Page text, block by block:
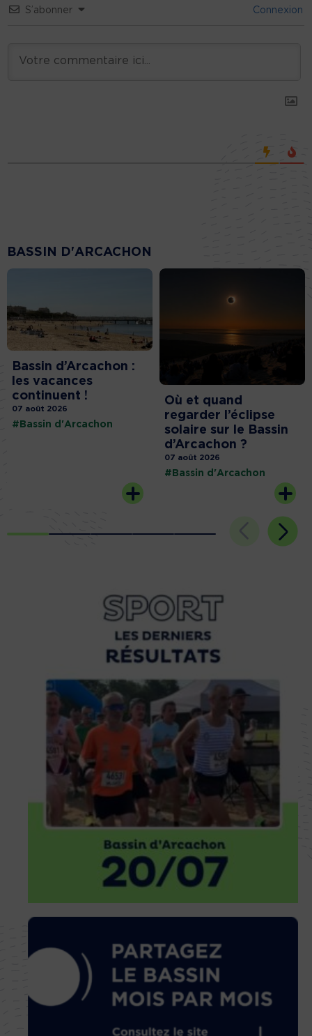
S’abonner Connexion
BASSIN D'ARCACHON
Bassin d’Arcachon :
les vacances
continuent !
07 août 2026
#Bassin d'Arcachon
Où et quand
regarder l’éclipse
solaire sur le Bassin
d’Arcachon ?
07 août 2026
#Bassin d'Arcachon